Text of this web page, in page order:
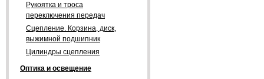
Рукоятка и троса
переключения передач
Сцепление. Корзина, диск,
выжимной подшипник
Цилиндры сцепления
Оптика и освещение